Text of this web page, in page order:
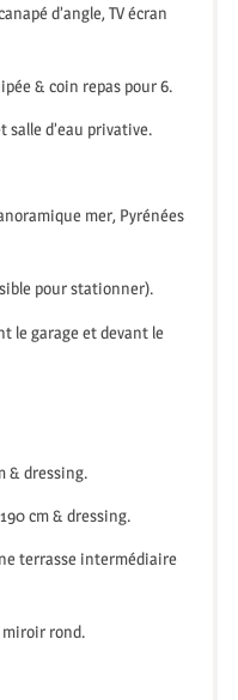
d’angle, TV écran
& coin repas pour 6.
salle d’eau privative.
mer, Pyrénées
pour stationner).
le garage et devant le
& dressing.
cm & dressing.
terrasse intermédiaire
miroir rond.